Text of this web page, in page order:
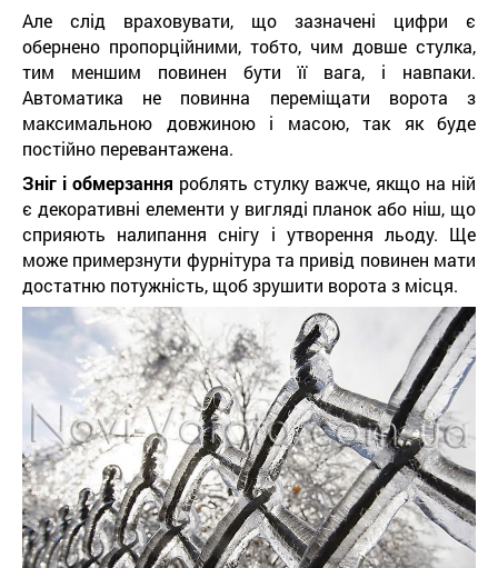
Але слід враховувати, що зазначені цифри є
обернено пропорційними, тобто, чим довше стулка,
тим меншим повинен бути її вага, і навпаки.
Автоматика не повинна переміщати ворота з
максимальною довжиною і масою, так як буде
постійно перевантажена.
Зніг і обмерзання роблять стулку важче, якщо на ній
є декоративні елементи у вигляді планок або ніш, що
сприяють налипання снігу і утворення льоду. Ще
може примерзнути фурнітура та привід повинен мати
достатню потужність, щоб зрушити ворота з місця.